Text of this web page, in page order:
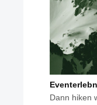
Dann hiken